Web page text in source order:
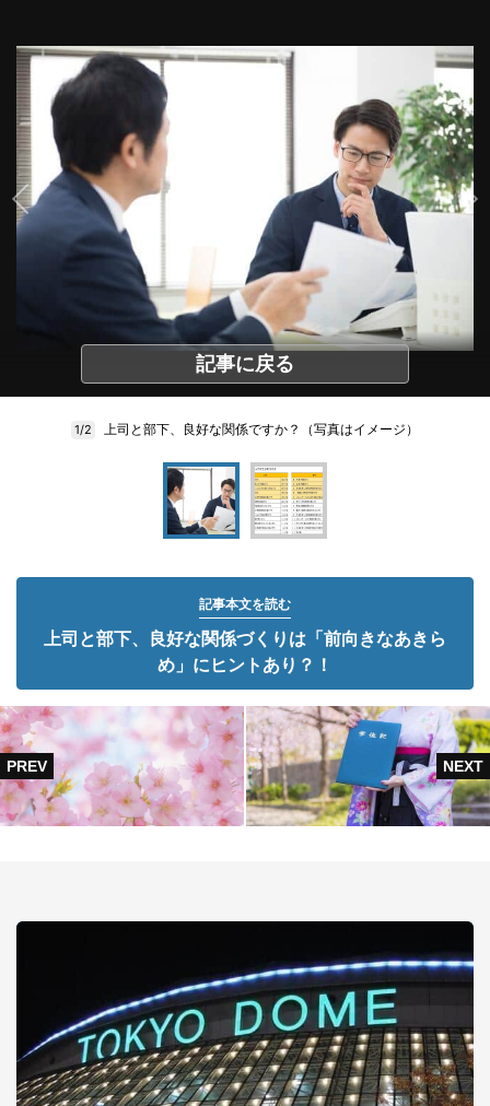
記事に戻る
1/2 上司と部下、良好な関係ですか？（写真はイメージ）
記事本文を読む
上司と部下、良好な関係づくりは「前向きなあきら
め」にヒントあり？！